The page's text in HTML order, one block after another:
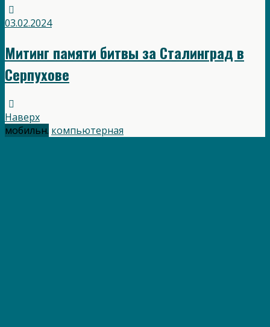
03.02.2024
Митинг памяти битвы за Сталинград в
Серпухове
Наверх
мобильн. компьютерная